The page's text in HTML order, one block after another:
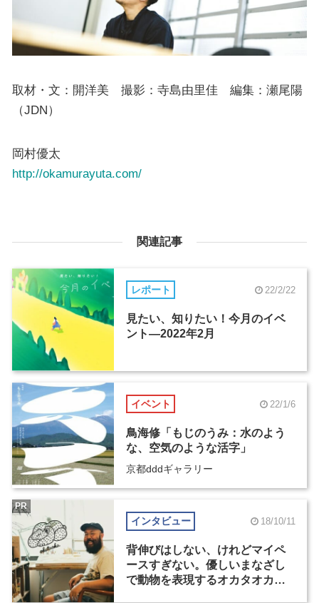
取材・文：開洋美 撮影：寺島由里佳 編集：瀬尾陽
（JDN）
岡村優太
http://okamurayuta.com/
関連記事
レポート 22/2/22
見たい、知りたい！今月のイベ
ント―2022年2月
イベント 22/1/6
鳥海修「もじのうみ：水のよう
な、空気のような活字」
京都dddギャラリー
インタビュー 18/10/11
背伸びはしない、けれどマイペ
ースすぎない。優しいまなざし
で動物を表現するオカタオカの
PR